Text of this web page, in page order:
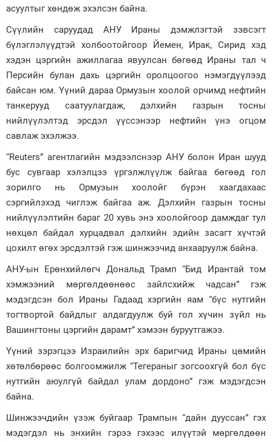
асуултыг хөндөж эхэлсэн байна.
Сүүлийн саруудад АНУ Ираны дэмжлэгтэй зэвсэгт
бүлэглэлүүдтэй холбоотойгоор Йемен, Ирак, Сирид хэд
хэдэн цэргийн ажиллагаа явуулсан бөгөөд Ираны тал ч
Персийн булан дахь цэргийн оролцоогоо нэмэгдүүлээд
байсан юм. Үүний дараа Ормузын хоолой орчимд нефтийн
танкерууд саатуулагдаж, дэлхийн газрын тосны
нийлүүлэлтэд эрсдэл үүссэнээр нефтийн үнэ огцом
савлаж эхэлжээ.
“Reuters” агентлагийн мэдээлснээр АНУ болон Иран шууд
бус сувгаар хэлэлцээ үргэлжлүүлж байгаа бөгөөд гол
зорилго нь Ормузын хоолойг бүрэн хаагдахаас
сэргийлэхэд чиглэж байгаа аж. Дэлхийн газрын тосны
нийлүүлэлтийн бараг 20 хувь энэ хоолойгоор дамждаг тул
нөхцөл байдал хурцадвал дэлхийн эдийн засагт хүчтэй
цохилт өгөх эрсдэлтэй гэж шинжээчид анхааруулж байна.
АНУ-ын Ерөнхийлөгч Дональд Трамп “Бид Ирантай том
хэмжээний мөргөлдөөнөөс зайлсхийж чадсан” гэж
мэдэгдсэн бол Ираны Гадаад хэргийн яам “бүс нутгийн
тогтвортой байдлыг алдагдуулж буй гол хүчин зүйл нь
Вашингтоны цэргийн дарамт” хэмээн буруутгажээ.
Үүний зэрэгцээ Израилийн эрх баригчид Ираны цөмийн
хөтөлбөрөөс болгоомжилж “Тегераныг зогсоохгүй бол бүс
нутгийн аюулгүй байдал улам дордоно” гэж мэдэгдсэн
байна.
Шинжээчдийн үзэж буйгаар Трампын “дайн дууссан” гэх
мэдэгдэл нь энхийн гэрээ гэхээс илүүтэй мөргөлдөөн